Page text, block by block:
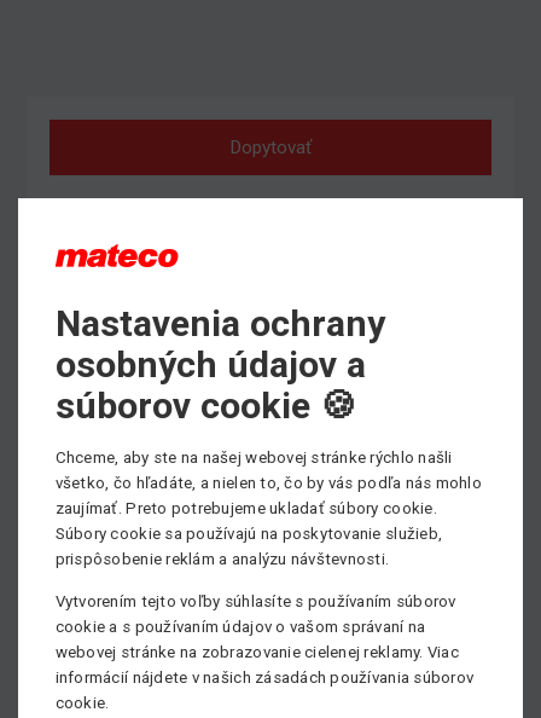
Dopytovať
10.80 m
Min. stranový dosah
6.70 m
230 kg
Hybridný
Nastavenia ochrany
osobných údajov a
súborov cookie 🍪
Chceme, aby ste na našej webovej stránke rýchlo našli
všetko, čo hľadáte, a nielen to, čo by vás podľa nás mohlo
zaujímať. Preto potrebujeme ukladať súbory cookie.
Súbory cookie sa používajú na poskytovanie služieb,
prispôsobenie reklám a analýzu návštevnosti.
Vytvorením tejto voľby súhlasíte s používaním súborov
cookie a s používaním údajov o vašom správaní na
webovej stránke na zobrazovanie cielenej reklamy. Viac
informácií nájdete v našich zásadách používania súborov
cookie.